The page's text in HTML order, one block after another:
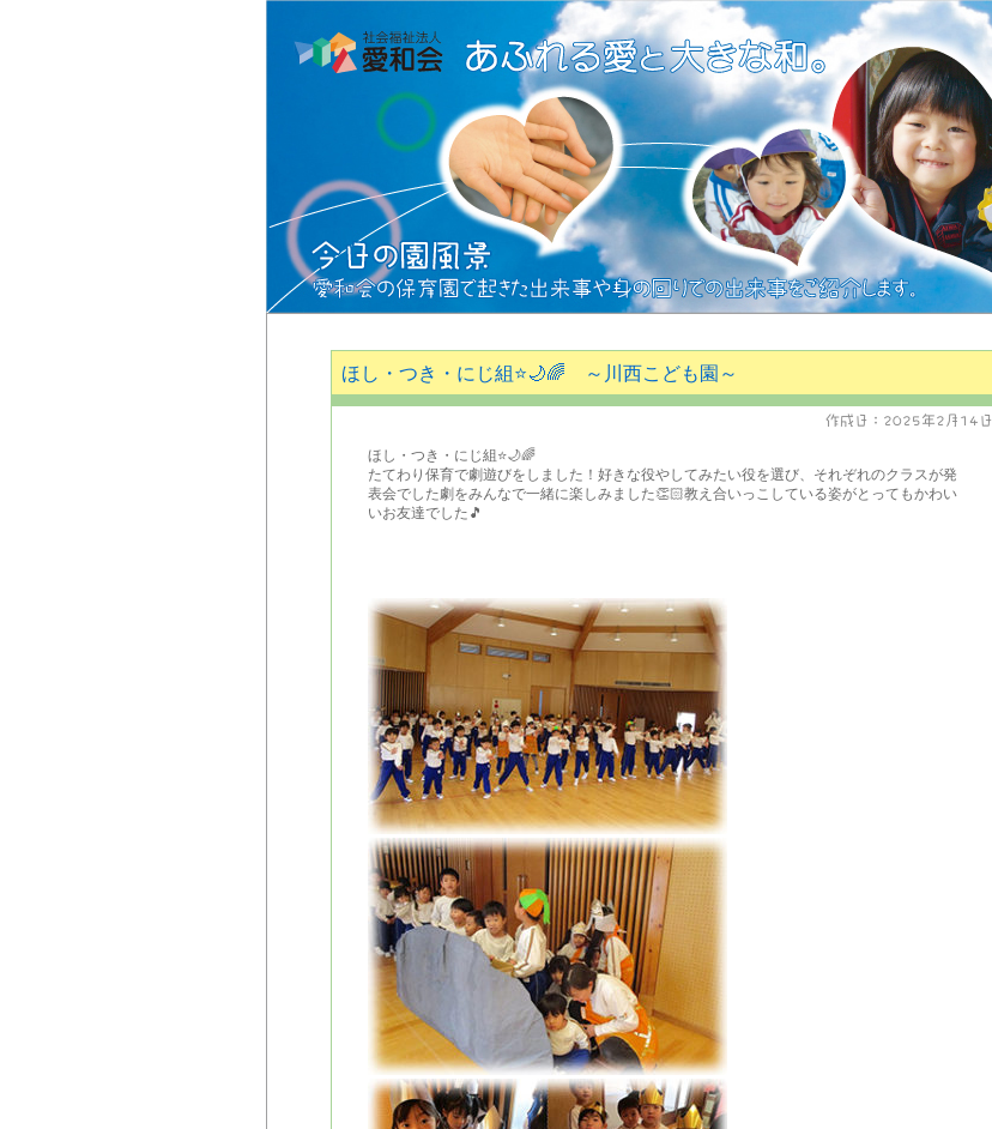
ほし・つき・にじ組⭐️🌙🌈 ～川西こども園～
作成日： 2025年2月14日
ほし・つき・にじ組⭐️🌙🌈
たてわり保育で劇遊びをしました！好きな役やしてみたい役を選び、それぞれのクラスが発
表会でした劇をみんなで一緒に楽しみました👏🏻教え合いっこしている姿がとってもかわい
いお友達でした🎵